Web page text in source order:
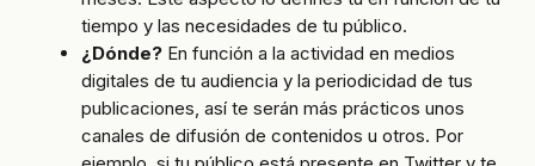
tiempo y las necesidades de tu público.
¿Dónde? En función a la actividad en medios
digitales de tu audiencia y la periodicidad de tus
publicaciones, así te serán más prácticos unos
canales de difusión de contenidos u otros. Por